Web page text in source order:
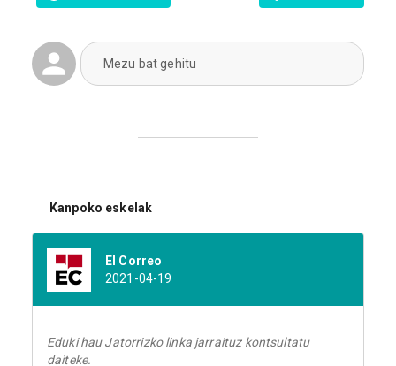
Mezu bat gehitu
Kanpoko eskelak
El Correo
2021-04-19
Eduki hau Jatorrizko linka jarraituz kontsultatu
daiteke.